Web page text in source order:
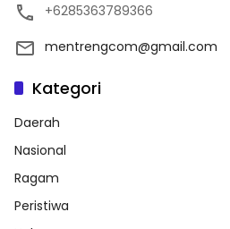
+6285363789366
mentrengcom@gmail.com
Kategori
Daerah
Nasional
Ragam
Peristiwa